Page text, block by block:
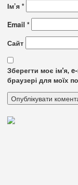
Ім’я *
Email *
Сайт
Зберегти моє ім'я,
браузері для моїх